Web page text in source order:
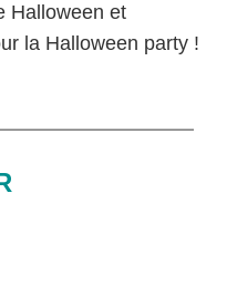
Halloween et
la Halloween party !